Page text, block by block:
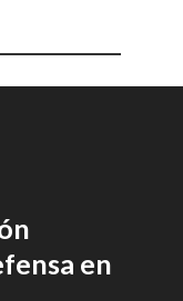
en